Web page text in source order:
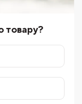
товару?